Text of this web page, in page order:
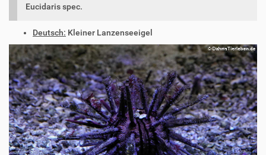
Eucidaris spec.
Deutsch: Kleiner Lanzenseeigel